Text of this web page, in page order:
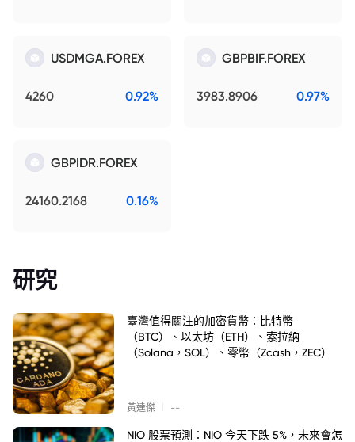
USDMGA.FOREX
4260 0.92%
GBPBIF.FOREX
3983.8906 0.97%
GBPIDR.FOREX
24160.2168 0.16%
研究
臺灣值得關注的加密貨幣：比特幣
（BTC）、以太坊（ETH）、索拉納
（Solana，SOL）、零幣（Zcash，ZEC）
黃達傑 --
NIO 股票預測：NIO 今天下跌 5%，未來會怎